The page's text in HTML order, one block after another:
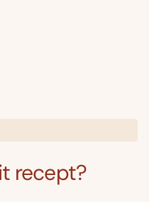
recept?